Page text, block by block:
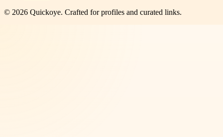
© 2026 Quickoye. Crafted for profiles and curated links.